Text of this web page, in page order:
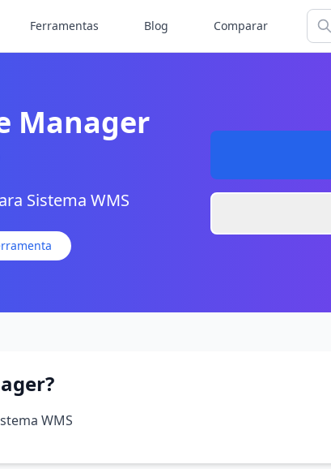
Ferramentas Blog Comparar
Manager
Sistema WMS
WMS